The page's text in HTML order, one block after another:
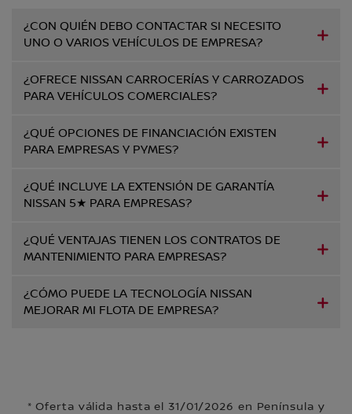
¿CON QUIÉN DEBO CONTACTAR SI NECESITO
UNO O VARIOS VEHÍCULOS DE EMPRESA?
¿OFRECE NISSAN CARROCERÍAS Y CARROZADOS
PARA VEHÍCULOS COMERCIALES?
¿QUÉ OPCIONES DE FINANCIACIÓN EXISTEN
PARA EMPRESAS Y PYMES?
¿QUÉ INCLUYE LA EXTENSIÓN DE GARANTÍA
NISSAN 5★ PARA EMPRESAS?
¿QUÉ VENTAJAS TIENEN LOS CONTRATOS DE
MANTENIMIENTO PARA EMPRESAS?
¿CÓMO PUEDE LA TECNOLOGÍA NISSAN
MEJORAR MI FLOTA DE EMPRESA?​
* Oferta válida hasta el 31/01/2026 en Península y